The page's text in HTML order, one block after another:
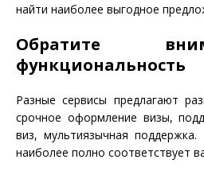
найти наиболее выгодное
Обратите
функциональность
Разные сервисы предлагают
срочное оформление визы,
виз, мультиязычная
наиболее полно соответствует